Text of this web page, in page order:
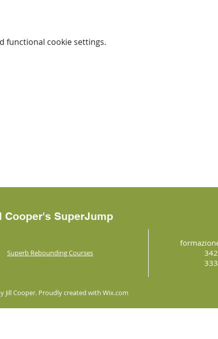
functional cookie settings.
Cooper's SuperJump
Superb Rebounding Courses
Jill Cooper. Proudly created with Wix.com